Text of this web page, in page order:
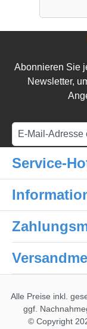
Abonnieren Sie
Newsletter,
Service-
Alle Preise inkl.
ggf.
© Copyright